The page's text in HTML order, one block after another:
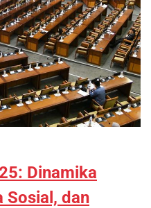
Dinamika
Sosial, dan